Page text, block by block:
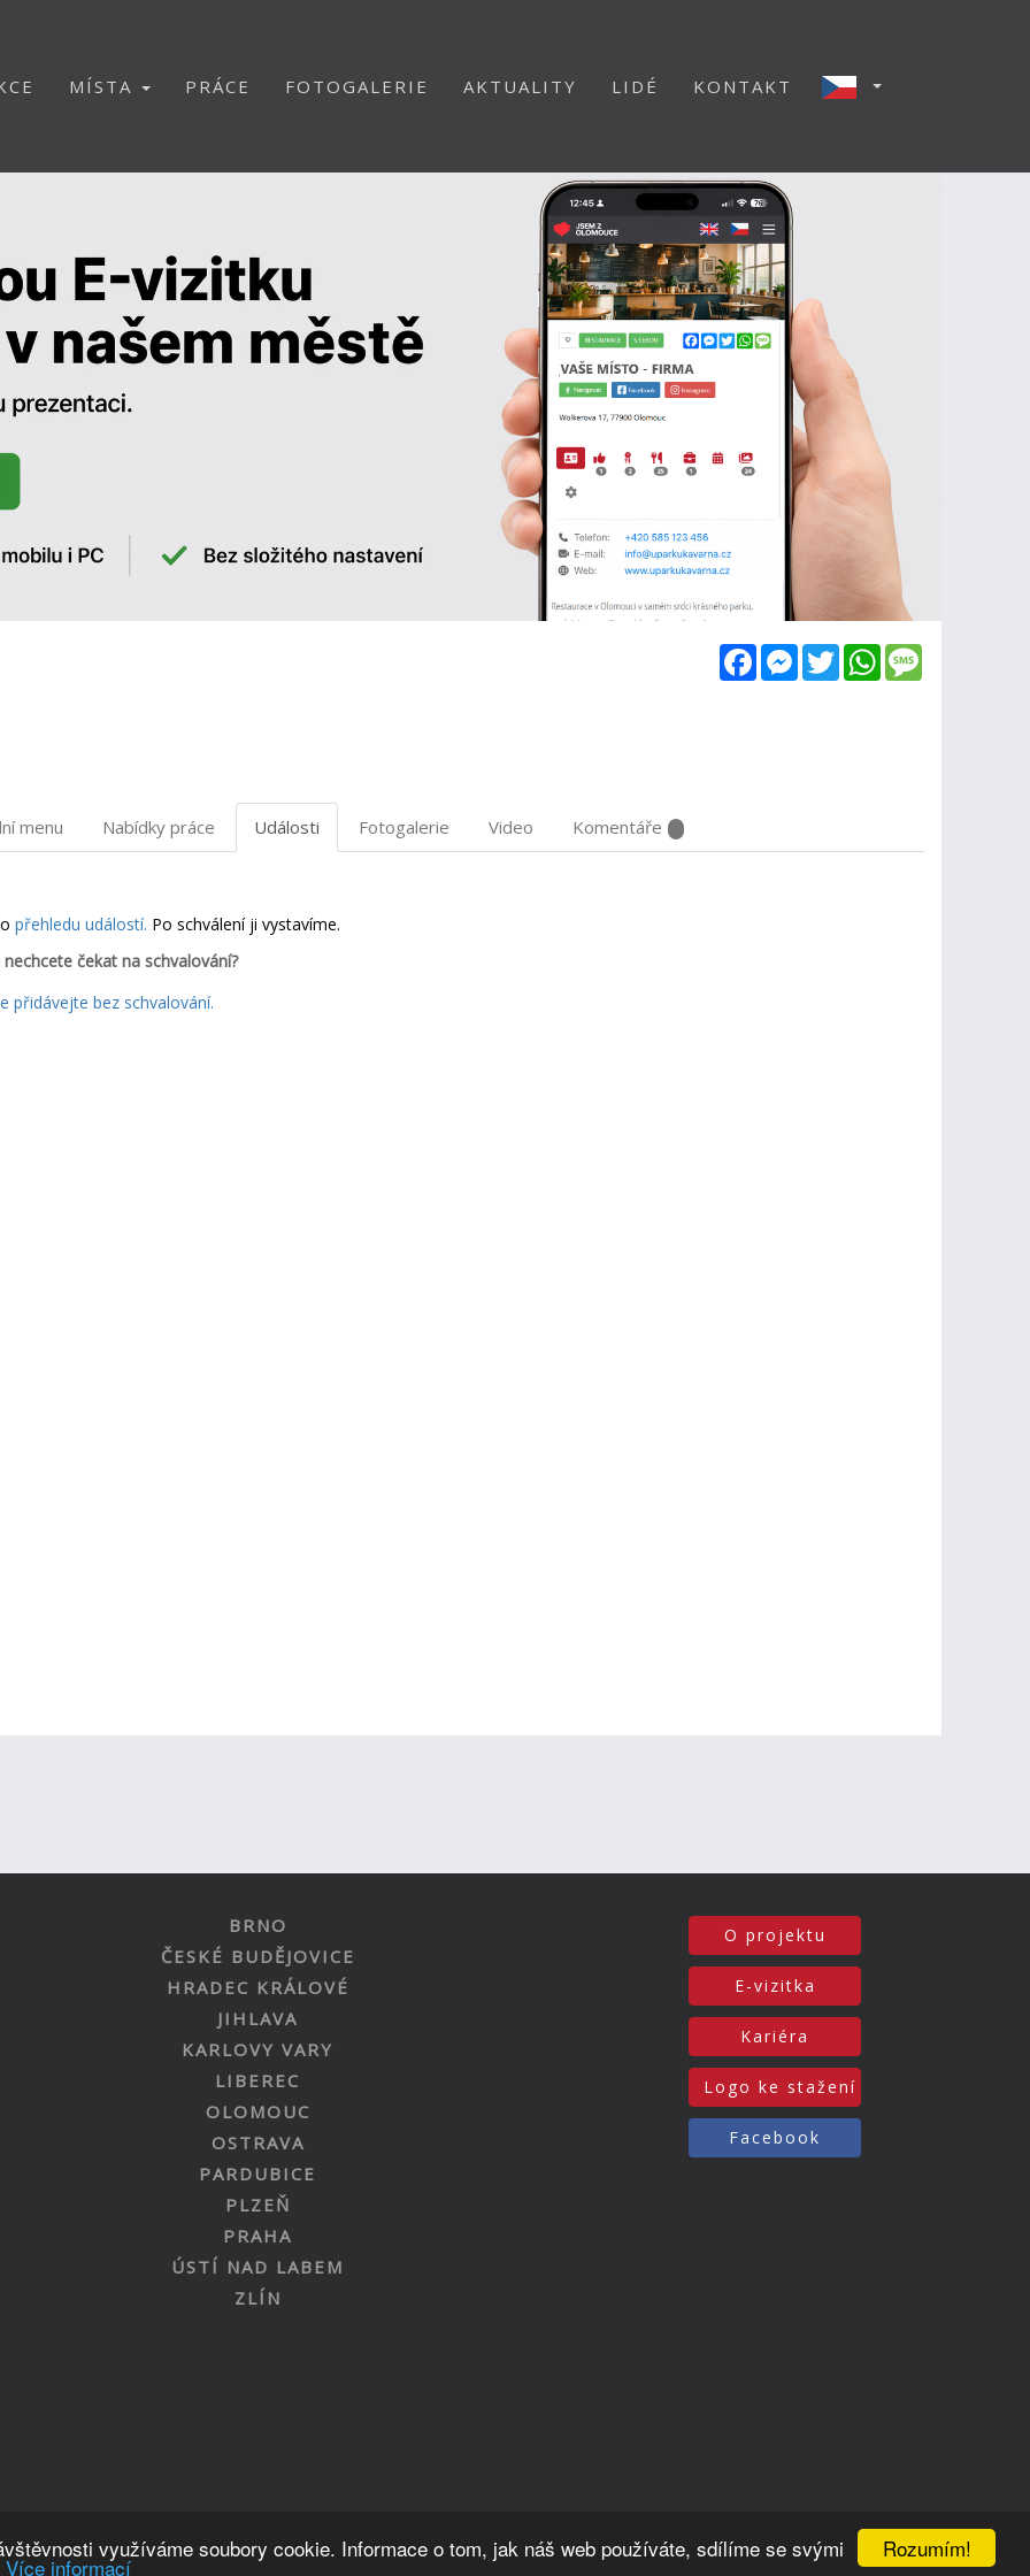
Rozumím!
využíváme soubory cookie. Informace o tom, jak náš web používáte, sdílíme se svými
Více informací
MÍSTA PRÁCE FOTOGALERIE AKTUALITY LIDÉ KONTAKT
FacebookMessenger
TwitterWhatsApp
menu Nabídky práce Události Fotogalerie Video Komentáře
přehledu událostí. Po schválení ji vystavíme.
čekat na schvalování?
přidávejte bez schvalování.
BRNO
ČESKÉ BUDĚJOVICE
HRADEC KRÁLOVÉ
JIHLAVA
KARLOVY VARY
LIBEREC
OLOMOUC
OSTRAVA
PARDUBICE
PLZEŇ
PRAHA
ÚSTÍ NAD LABEM
ZLÍN
O projektu
E-vizitka
Kariéra
Logo ke stažení
Facebook
Nahoru